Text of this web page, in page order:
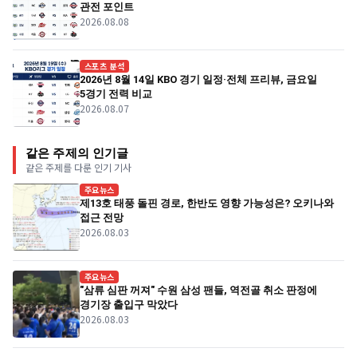
관전 포인트
2026.08.08
스포츠 분석
2026년 8월 14일 KBO 경기 일정·전체 프리뷰, 금요일
5경기 전력 비교
2026.08.07
같은 주제의 인기글
같은 주제를 다룬 인기 기사
주요뉴스
제13호 태풍 돌핀 경로, 한반도 영향 가능성은? 오키나와
접근 전망
2026.08.03
주요뉴스
"삼류 심판 꺼져" 수원 삼성 팬들, 역전골 취소 판정에
경기장 출입구 막았다
2026.08.03